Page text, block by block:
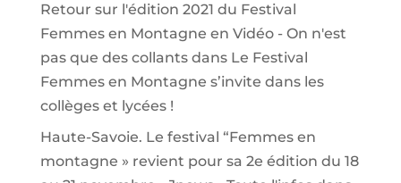
Retour sur l'édition 2021 du Festival
Femmes en Montagne en Vidéo - On n'est
pas que des collantsdans Le Festival
Femmes en Montagne s’invite dans les
collèges et lycées !
Haute-Savoie. Le festival “Femmes en
montagne » revient pour sa 2e édition du 18